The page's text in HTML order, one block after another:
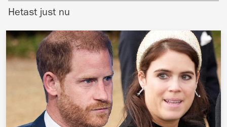
Nederländska kungahuset
Belgiska kungahuset
Jordanska kungahuset
Luxemburgska storhertighuset
Japanska kejsarhuset
Hetast just nu